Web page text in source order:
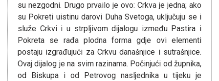
su nezgodni. Drugo prvailo je ovo: Crkva je jedna; ako
su Pokreti uistinu darovi Duha Svetoga, uključuju se i
služe Crkvi i u strpljivom dijalogu između Pastira i
Pokreta se rađa plodna forma gdje ovi elementi
postaju izgrađujući za Crkvu današnjice i sutrašnjice.
Ovaj dijalog je na svim razinama. Počinjući od župnika,
od Biskupa i od Petrovog nasljednika u tijeku je